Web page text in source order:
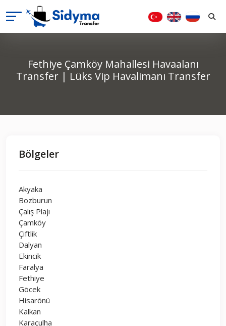
Fethiye Çamköy Mahallesi Havaalanı
Transfer | Lüks Vip Havalimanı Transfer
Bölgeler
Akyaka
Bozburun
Çalış Plajı
Çamköy
Çiftlik
Dalyan
Ekincik
Faralya
Fethiye
Göcek
Hisarönü
Kalkan
Karaçulha